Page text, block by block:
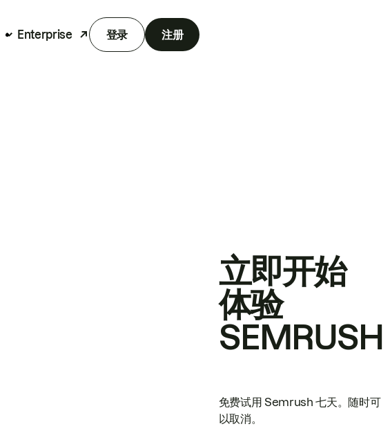
Enterprise 登录 注册
立即开始
体验
SEMRUSH
免费试用 Semrush 七天。随时可
以取消。